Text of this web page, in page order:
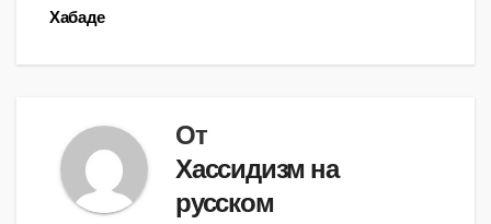
Хабаде
От
Хассидизм на
русском